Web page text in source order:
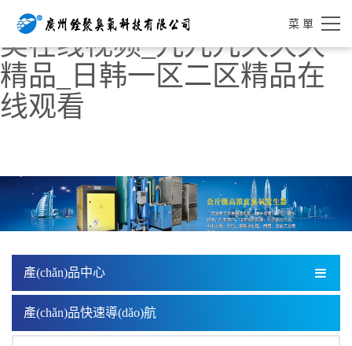
亚洲精品日日夜夜_亚洲欧
美在线视频_九九九久久久
精品_日韩一区二区精品在
线观看
菜 單
產(chǎn)品中心
產(chǎn)品快速導(dǎo)航